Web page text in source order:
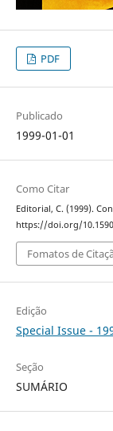
PDF
Publicado
1999-01-01
Como Citar
Editorial, C. (1999).
https://doi.org/
Fomatos de
Edição
Special Issue -
Seção
SUMÁRIO